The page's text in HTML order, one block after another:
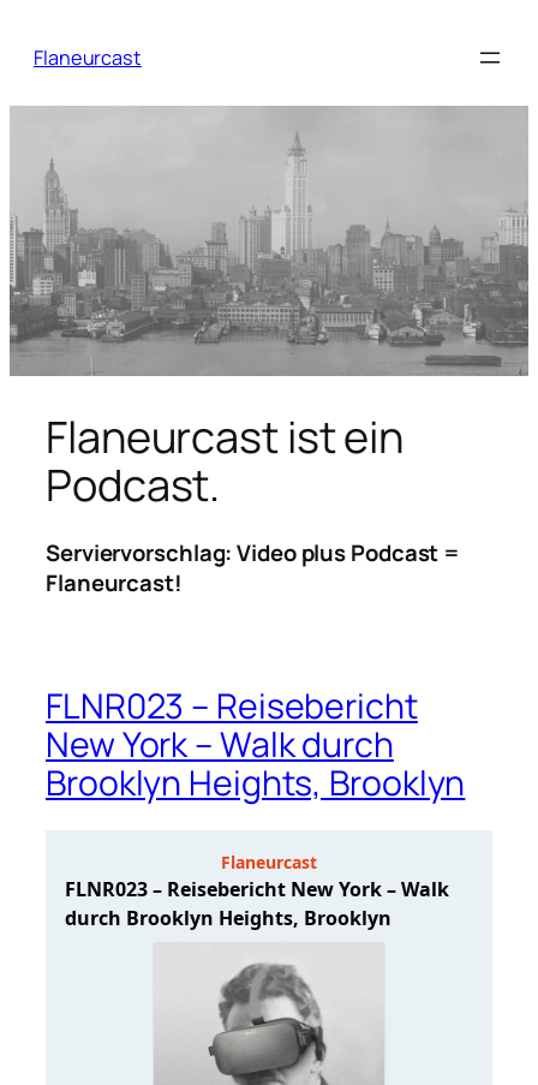
Inhalt
Flaneurcast
Flaneurcast ist ein
Podcast.
Serviervorschlag: Video plus Podcast =
Flaneurcast!
FLNR023 – Reisebericht
New York – Walk durch
Brooklyn Heights, Brooklyn